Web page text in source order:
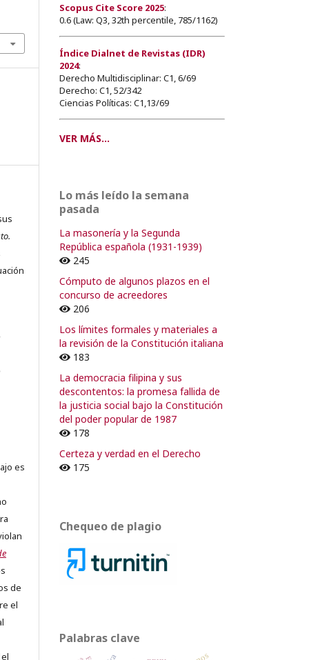
es
de
el
Scopus Cite Score 2025:
0.6 (Law: Q3, 32th percentile, 785/1162)
Índice Dialnet de Revistas (IDR)
2024:
Derecho Multidisciplinar: C1, 6/69
Derecho: C1, 52/342
Ciencias Políticas: C1,13/69
VER MÁS...
Lo más leído la semana
pasada
La masonería y la Segunda
República española (1931-1939)
245
Cómputo de algunos plazos en el
concurso de acreedores
206
Los límites formales y materiales a
la revisión de la Constitución italiana
183
La democracia filipina y sus
descontentos: la promesa fallida de
la justicia social bajo la Constitución
del poder popular de 1987
178
Certeza y verdad en el Derecho
175
Chequeo de plagio
Palabras clave